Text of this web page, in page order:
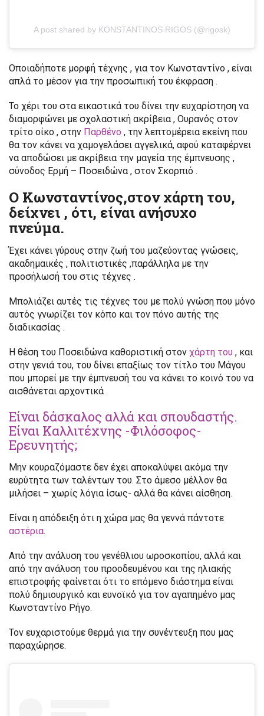
A post shared by KONSTANTINOS RIGOS (@rigosk)
Οποιαδήποτε μορφή τέχνης , για τον Κωνσταντίνο , είναι
απλά το μέσον για την προσωπική του έκφραση .
Το χέρι του στα εικαστικά του δίνει την ευχαρίστηση να
διαμορφώνει με σχολαστική ακρίβεια , Ουρανός στον
τρίτο οίκο , στην Παρθένο , την λεπτομέρεια εκείνη που
θα τον κάνει να χαμογελάσει αγγελικά, αφού καταφέρνει
να αποδώσει με ακρίβεια την μαγεία της έμπνευσης ,
σύνοδος Ερμή – Ποσειδώνα , στον Σκορπιό .
Ο Κωνσταντίνος,στον χάρτη του,
δείχνει , ότι, είναι ανήσυχο
πνεύμα.
Έχει κάνει γύρους στην ζωή του μαζεύοντας γνώσεις,
ακαδημαικές , πολιτιστικές ,παράλληλα με την
προσήλωσή του στις τέχνες .
Μπολιάζει αυτές τις τέχνες του με πολύ γνώση που μόνο
αυτός γνωρίζει τον κόπο και τον πόνο αυτής της
διαδικασίας .
Η θέση του Ποσειδώνα καθοριστική στον χάρτη του , και
στην γενιά του, του δίνει επαξίως τον τίτλο του Μάγου
που μπορεί με την έμπνευσή του να κάνει το κοινό του να
αισθάνεται αρχοντικά .
Είναι δάσκαλος αλλά και σπουδαστής.
Είναι Καλλιτέχνης -Φιλόσοφος-
Ερευνητής;
Μην κουραζόμαστε δεν έχει αποκαλύψει ακόμα την
ευρύτητα των ταλέντων του. Στο άμεσο μέλλον θα
μιλήσει – χωρίς λόγια ίσως- αλλά θα κάνει αίσθηση.
Είναι η απόδειξη ότι η χώρα μας θα γεννά πάντοτε
αστέρια.
Από την ανάλυση του γενέθλιου ωροσκοπίου, αλλά και
από την ανάλυση του προοδευμένου και της ηλιακής
επιστροφής φαίνεται ότι το επόμενο διάστημα είναι
πολύ δημιουργικό και ευνοϊκό για τον αγαπημένο μας
Κωνσταντίνο Ρήγο.
Τον ευχαριστούμε θερμά για την συνέντευξη που μας
παραχώρησε.